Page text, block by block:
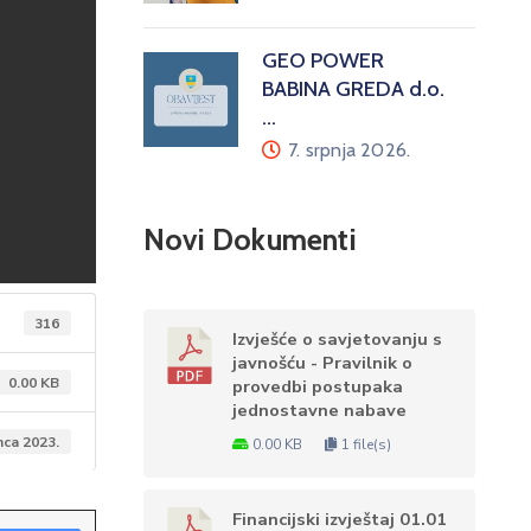
316
0.00 KB
2023.
GEO POWER
BABINA GREDA d.o.
…
7. srpnja 2026.
Novi Dokumenti
Izvješće o savjetovanju s
javnošću - Pravilnik o
provedbi postupaka
jednostavne nabave
0.00 KB 1 file(s)
Financijski izvještaj 01.01